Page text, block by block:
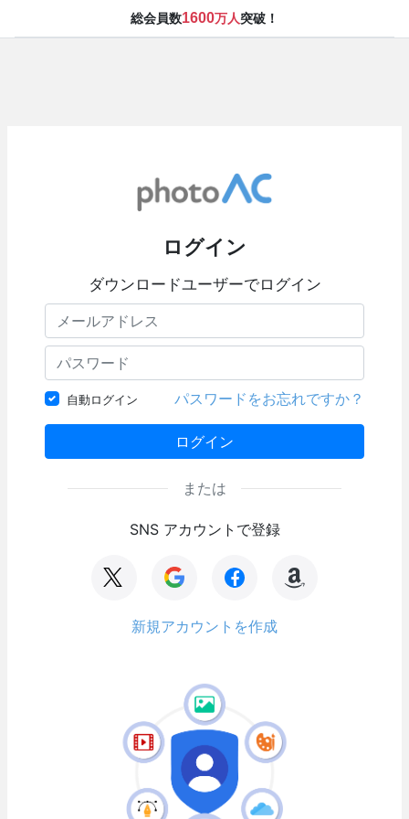
総会員数1600万人突破！
ログイン
ダウンロードユーザーでログイン
自動ログイン パスワードをお忘れですか？
ログイン
または
SNS アカウントで登録
新規アカウントを作成